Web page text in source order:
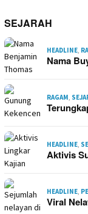
SEJARAH
HEADLINE,
Nama
RAGAM,
HEADLINE,
Aktivis
HEADLINE,
Viral